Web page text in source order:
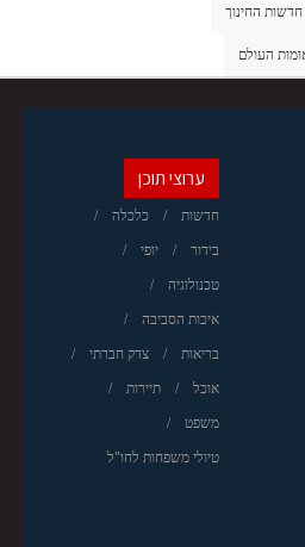
חדשות החינוך
העולם
ערוצי תוכן
חדשות כלכלה
בידור יופי
טכנולוגיה
איכות הסביבה
בריאות צדק חברתי
אוכל תיירות
משפט
טיולי משפחות לחו"ל